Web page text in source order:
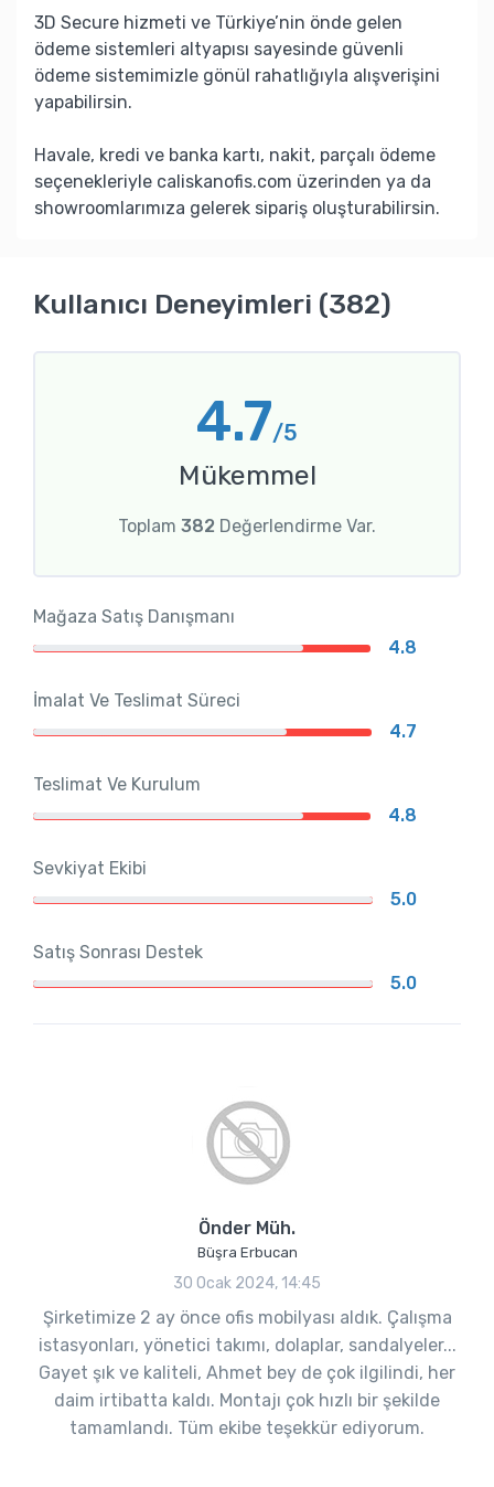
3D Secure hizmeti ve Türkiye’nin önde gelen
ödeme sistemleri altyapısı sayesinde güvenli
ödeme sistemimizle gönül rahatlığıyla alışverişini
yapabilirsin.
Havale, kredi ve banka kartı, nakit, parçalı ödeme
seçenekleriyle caliskanofis.com üzerinden ya da
showroomlarımıza gelerek sipariş oluşturabilirsin.
Kullanıcı Deneyimleri (382)
4.7/5
Mükemmel
Toplam 382 Değerlendirme Var.
Mağaza Satış Danışmanı
4.8
İmalat Ve Teslimat Süreci
4.7
Teslimat Ve Kurulum
4.8
Sevkiyat Ekibi
5.0
Satış Sonrası Destek
5.0
Önder Müh.
Büşra Erbucan
30 Ocak 2024, 14:45
Şirketimize 2 ay önce ofis mobilyası aldık. Çalışma
istasyonları, yönetici takımı, dolaplar, sandalyeler...
Gayet şık ve kaliteli, Ahmet bey de çok ilgilindi, her
daim irtibatta kaldı. Montajı çok hızlı bir şekilde
tamamlandı. Tüm ekibe teşekkür ediyorum.